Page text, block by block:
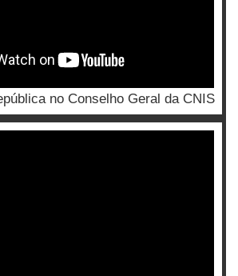
no Conselho Geral da CNIS